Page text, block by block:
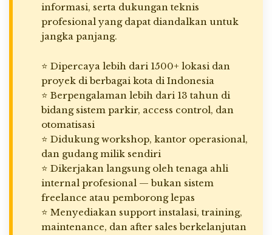
informasi, serta dukungan teknis
profesional yang dapat diandalkan untuk
jangka panjang.
⭐ Dipercaya lebih dari 1500+ lokasi dan
proyek di berbagai kota di Indonesia
⭐ Berpengalaman lebih dari 13 tahun di
bidang sistem parkir, access control, dan
otomatisasi
⭐ Didukung workshop, kantor operasional,
dan gudang milik sendiri
⭐ Dikerjakan langsung oleh tenaga ahli
internal profesional — bukan sistem
freelance atau pemborong lepas
⭐ Menyediakan support instalasi, training,
maintenance, dan after sales berkelanjutan